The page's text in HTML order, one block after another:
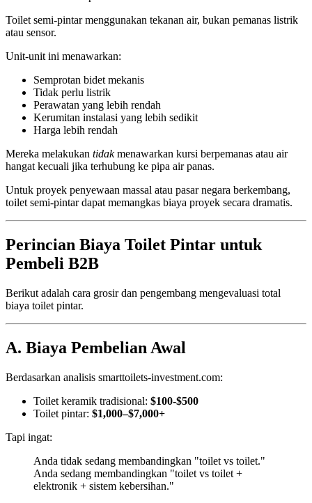
Toilet semi-pintar menggunakan tekanan air, bukan pemanas listrik
atau sensor.
Unit-unit ini menawarkan:
Semprotan bidet mekanis
Tidak perlu listrik
Perawatan yang lebih rendah
Kerumitan instalasi yang lebih sedikit
Harga lebih rendah
Mereka melakukan tidakmenawarkan kursi berpemanas atau air
hangat kecuali jika terhubung ke pipa air panas.
Untuk proyek penyewaan massal atau pasar negara berkembang,
toilet semi-pintar dapat memangkas biaya proyek secara dramatis.
Perincian Biaya Toilet Pintar untuk
Pembeli B2B
Berikut adalah cara grosir dan pengembang mengevaluasi total
biaya toilet pintar.
A. Biaya Pembelian Awal
Berdasarkan analisis smarttoilets-investment.com:
Toilet keramik tradisional: $100-$500
Toilet pintar: $1,000–$7,000+
Tapi ingat:
Anda tidak sedang membandingkan "toilet vs toilet."
Anda sedang membandingkan "toilet vs toilet +
elektronik + sistem kebersihan."